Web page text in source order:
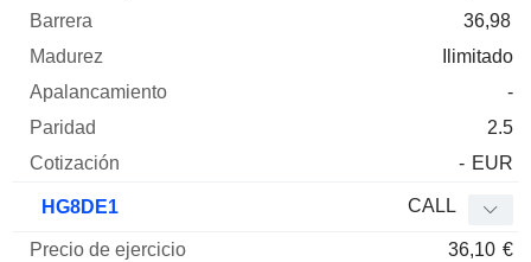
36,98
Ilimitado
-
2.5
- EUR
HG8DE1 CALL
36,10 €